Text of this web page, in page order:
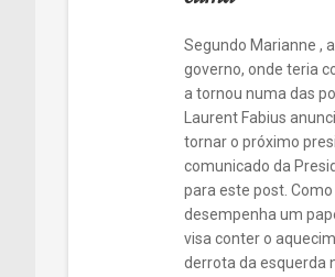
Segundo Marianne ,
governo, onde teria
a tornou numa das
Laurent Fabius
tornar o próximo
comunicado da
para este post.
desempenha um
visa conter o
derrota da esquerda